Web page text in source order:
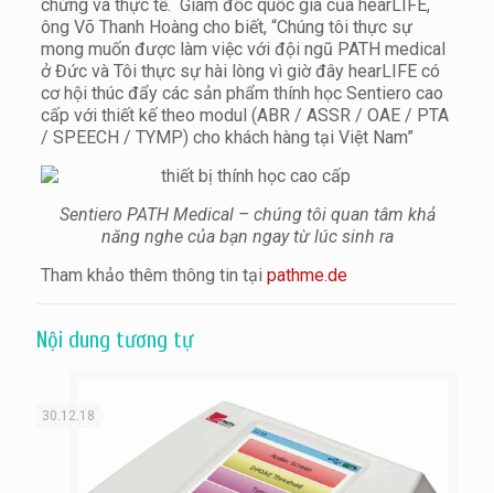
chứng và thực tế. Giám đốc quốc gia của hearLIFE,
ông Võ Thanh Hoàng cho biết, “Chúng tôi thực sự
mong muốn được làm việc với đội ngũ PATH medical
ở Đức và Tôi thực sự hài lòng vì giờ đây hearLIFE có
cơ hội thúc đẩy các sản phẩm thính học Sentiero cao
cấp với thiết kế theo modul (ABR / ASSR / OAE / PTA
/ SPEECH / TYMP) cho khách hàng tại Việt Nam”
Sentiero PATH Medical – chúng tôi quan tâm khả
năng nghe của bạn ngay từ lúc sinh ra
Tham khảo thêm thông tin tại pathme.de
Nội dung tương tự
30.12.18